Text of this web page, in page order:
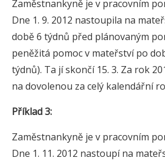
Zaměstnankyně je v pracovním
Dne 1. 9. 2012 nastoupila na
době 6 týdnů před plánovaným
peněžitá pomoc v mateřství po
týdnů). Ta jí skončí 15. 3. Za rok
na dovolenou za celý kalendářní
Příklad 3:
Zaměstnankyně je v pracovním
Dne 1. 11. 2012 nastoupí na